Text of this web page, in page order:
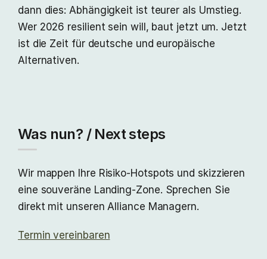
dann dies: Abhängigkeit ist teurer als Umstieg.
Wer 2026 resilient sein will, baut jetzt um. Jetzt
ist die Zeit für deutsche und europäische
Alternativen.
Was nun? / Next steps
Wir mappen Ihre Risiko-Hotspots und skizzieren
eine souveräne Landing-Zone. Sprechen Sie
direkt mit unseren Alliance Managern.
Termin vereinbaren